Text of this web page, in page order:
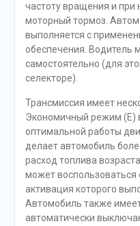
частоту вращения и
моторный тормоз.
выполняется с
обеспечения. Водитель
самостоятельно (для
селекторе).
Трансмиссия имеет
Экономичный режим (Е)
оптимальной работы
делает автомобиль
расход топлива
может
активация которого
Автомобиль также
автоматически